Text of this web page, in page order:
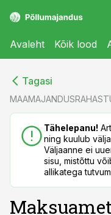
Avaleht Kõik lood
Tagasi
Tähelepanu!
ning kuulub
Väljaanne ei
sisu, mistõttu
allikatega